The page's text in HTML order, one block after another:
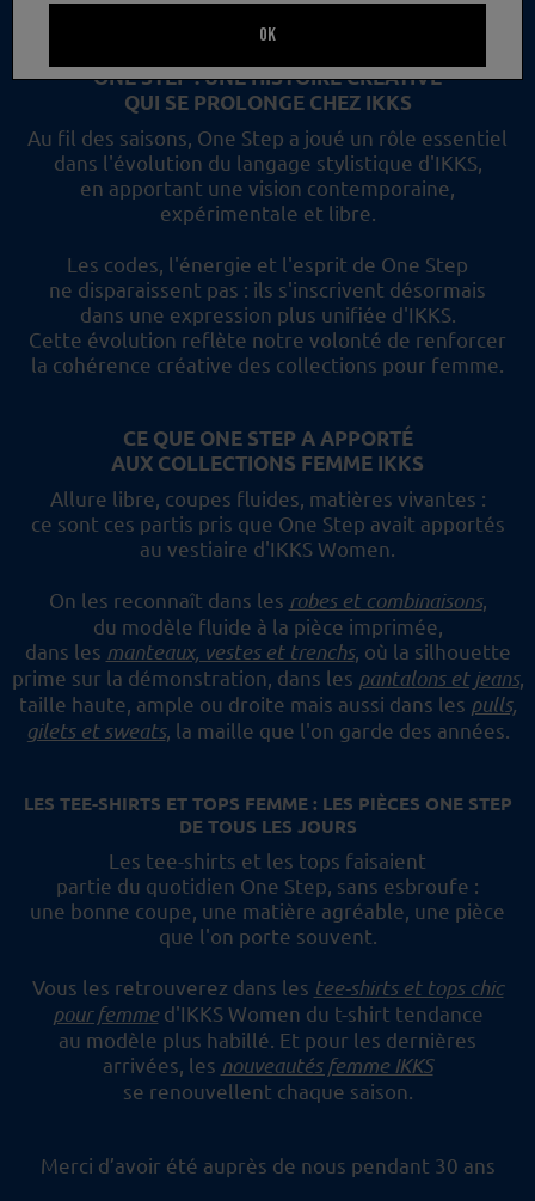
ONE STEP : UNE HISTOIRE CRÉATIVE
QUI SE PROLONGE CHEZ IKKS
Au fil des saisons, One Step a joué un rôle essentiel
dans l'évolution du langage stylistique d'IKKS,
en apportant une vision contemporaine,
expérimentale et libre.
Les codes, l'énergie et l'esprit de One Step
ne disparaissent pas : ils s'inscrivent désormais
dans une expression plus unifiée d'IKKS.
Cette évolution reflète notre volonté de renforcer
la cohérence créative des collections pour femme.
CE QUE ONE STEP A APPORTÉ
AUX COLLECTIONS FEMME IKKS
Allure libre, coupes fluides, matières vivantes :
ce sont ces partis pris que One Step avait apportés
au vestiaire d'IKKS Women.
On les reconnaît dans les robes et combinaisons,
du modèle fluide à la pièce imprimée,
dans les manteaux, vestes et trenchs, où la silhouette
prime sur la démonstration, dans les pantalons et jeans,
taille haute, ample ou droite mais aussi dans les pulls,
gilets et sweats, la maille que l'on garde des années.
LES TEE-SHIRTS ET TOPS FEMME : LES PIÈCES ONE STEP
DE TOUS LES JOURS
Les tee-shirts et les tops faisaient
partie du quotidien One Step, sans esbroufe :
une bonne coupe, une matière agréable, une pièce
que l'on porte souvent.
Vous les retrouverez dans les tee-shirts et tops chic
pour femmed'IKKS Women du t-shirt tendance
au modèle plus habillé. Et pour les dernières
arrivées, les nouveautés femme IKKS
se renouvellent chaque saison.
Merci d’avoir été auprès de nous pendant 30 ans
OK